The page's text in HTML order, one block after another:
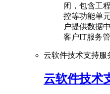
闭，包含工
控等功能单
户提供数据
客户IT服务管
云软件技术支持服
云软件技术